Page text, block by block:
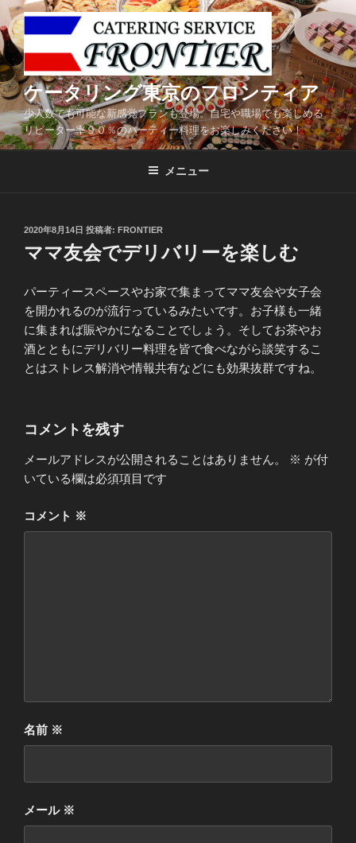
コ
ン
テ
ン
ツ
へ
キ
ケータリング東京のフロンティア
少人数でも可能な新感覚プランも登場。自宅や職場でも楽しめる
リピーター率９０％のパーティー料理をお楽しみください！
メニュー
投
日:
2020年8月14日 投稿者: FRONTIER
ママ友会でデリバリーを楽しむ
パーティースペースやお家で集まってママ友会や女子会
を開かれるのが流行っているみたいです。お子様も一緒
に集まれば賑やかになることでしょう。そしてお茶やお
酒とともにデリバリー料理を皆で食べながら談笑するこ
とはストレス解消や情報共有などにも効果抜群ですね。
コメントを残す
メールアドレスが公開されることはありません。 ※ が付
いている欄は必須項目です
コメント ※
名前 ※
メール ※